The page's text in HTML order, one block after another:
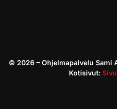
© 2026 – Ohjelmapalvelu Sami
Kotisivut: